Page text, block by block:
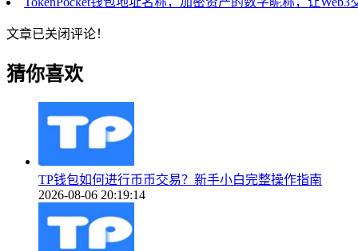
文章已关闭评论！
猜你喜欢
TP钱包如何进行币币交易？新手小白完整操作指南
2026-08-06 20:19:14